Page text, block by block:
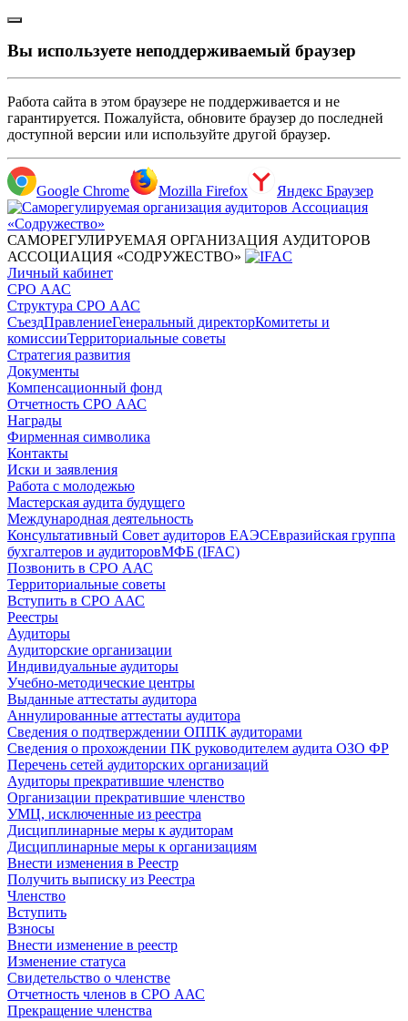
Вы используете неподдерживаемый браузер
Работа сайта в этом браузере не поддерживается и не
гарантируется. Пожалуйста, обновите браузер до последней
доступной версии или используйте другой браузер.
Google Chrome Mozilla Firefox Яндекс Браузер
САМОРЕГУЛИРУЕМАЯ ОРГАНИЗАЦИЯ АУДИТОРОВ
АССОЦИАЦИЯ «СОДРУЖЕСТВО»
Личный кабинет
СРО ААС
Структура СРО ААС
СъездПравлениеГенеральный директорКомитеты и
комиссииТерриториальные советы
Стратегия развития
Документы
Компенсационный фонд
Отчетность СРО ААС
Награды
Фирменная символика
Контакты
Иски и заявления
Работа с молодежью
Мастерская аудита будущего
Международная деятельность
Консультативный Совет аудиторов ЕАЭСЕвразийская группа
бухгалтеров и аудиторовМФБ (IFAC)
Позвонить в СРО ААС
Территориальные советы
Вступить в СРО ААС
Реестры
Аудиторы
Аудиторские организации
Индивидуальные аудиторы
Учебно-методические центры
Выданные аттестаты аудитора
Аннулированные аттестаты аудитора
Сведения о подтверждении ОППК аудиторами
Сведения о прохождении ПК руководителем аудита ОЗО ФР
Перечень сетей аудиторских организаций
Аудиторы прекратившие членство
Организации прекратившие членство
УМЦ, исключенные из реестра
Дисциплинарные меры к аудиторам
Дисциплинарные меры к организациям
Внести изменения в Реестр
Получить выписку из Реестра
Членство
Вступить
Взносы
Внести изменение в реестр
Изменение статуса
Свидетельство о членстве
Отчетность членов в СРО ААС
Прекращение членства